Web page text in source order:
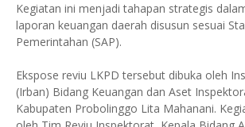
Kegiatan ini menjadi tahapan strategis
laporan keuangan daerah disusun sesuai
Pemerintahan (SAP).
Ekspose reviu LKPD tersebut dibuka oleh
(Irban) Bidang Keuangan dan Aset
Kabupaten Probolinggo Lita Mahanani.